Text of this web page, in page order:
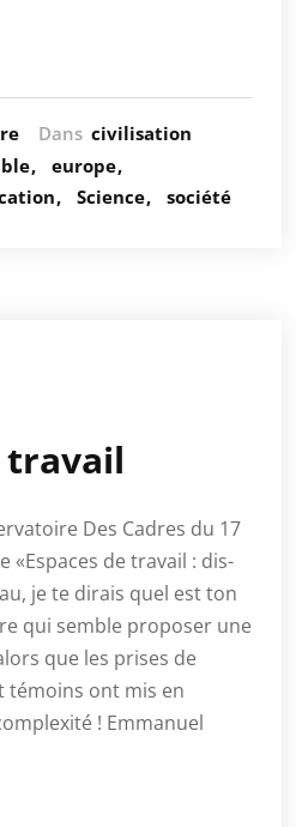
Dans civilisation
europe
Science société
travail
Des Cadres du 17
«Espaces de travail : dis-
je te dirais quel est ton
qui semble proposer une
que les prises de
témoins ont mis en
! Emmanuel